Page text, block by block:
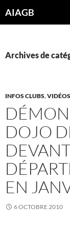
auAIAGB
Archives de
INFOS CLUBS,VIDÉOS
DOJO
EN
6 OCTOBRE 2010